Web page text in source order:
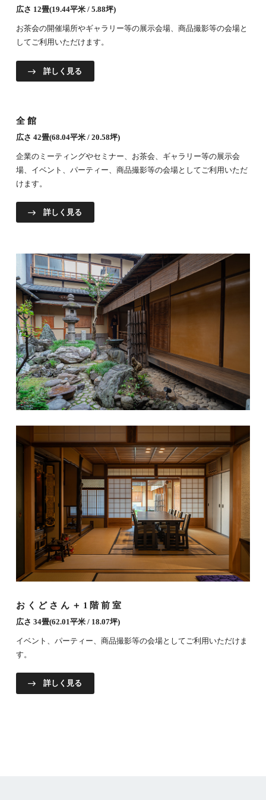
広さ 12畳(19.44平米 / 5.88坪)
お茶会の開催場所やギャラリー等の展示会場、商品撮影等の会場と
してご利用いただけます。
詳しく見る
全館
広さ 42畳(68.04平米 / 20.58坪)
企業のミーティングやセミナー、お茶会、ギャラリー等の展示会
場、イベント、パーティー、商品撮影等の会場としてご利用いただ
けます。
詳しく見る
おくどさん＋1階前室
広さ 34畳(62.01平米 / 18.07坪)
イベント、パーティー、商品撮影等の会場としてご利用いただけま
す。
詳しく見る